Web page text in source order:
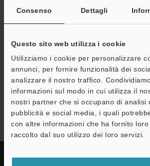
Consenso Dettagli
Questo sito web utilizza i cookie
Utilizziamo i cookie per personalizzare
annunci, per fornire funzionalità dei
analizzare il nostro traffico.
informazioni sul modo in cui utilizza il
nostri partner che si occupano di analisi
pubblicità e social media, i quali
con altre informazioni che ha fornito
raccolto dal suo utilizzo dei loro servizi.
mai condivise.
Dichiarazione sulla privacy
Serie AP-V40